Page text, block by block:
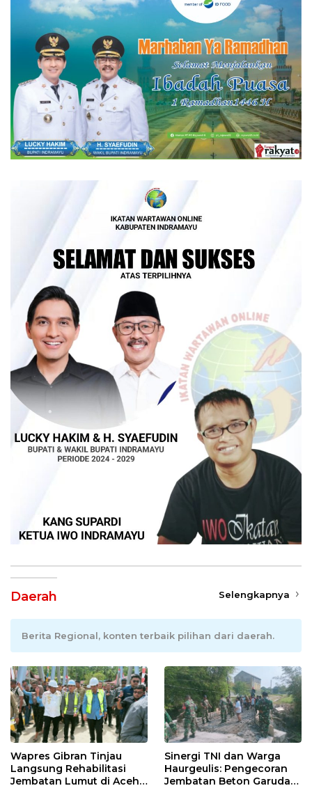
Daerah Selengkapnya
Berita Regional, konten terbaik pilihan dari daerah.
Wapres Gibran Tinjau
Langsung Rehabilitasi
Jembatan Lumut di Aceh
Sinergi TNI dan Warga
Haurgeulis: Pengecoran
Jembatan Beton Garuda